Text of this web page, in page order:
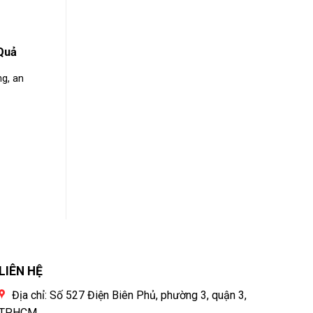
an
LIÊN HỆ
Địa chỉ: Số 527 Điện Biên Phủ, phường 3, quận 3,